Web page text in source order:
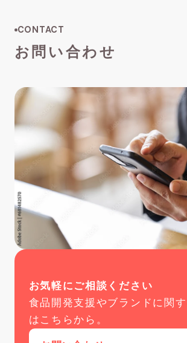
CONTACT
お問い合わせ
お気軽にご相談ください
食品開発支援やブランドに関
はこちらから。